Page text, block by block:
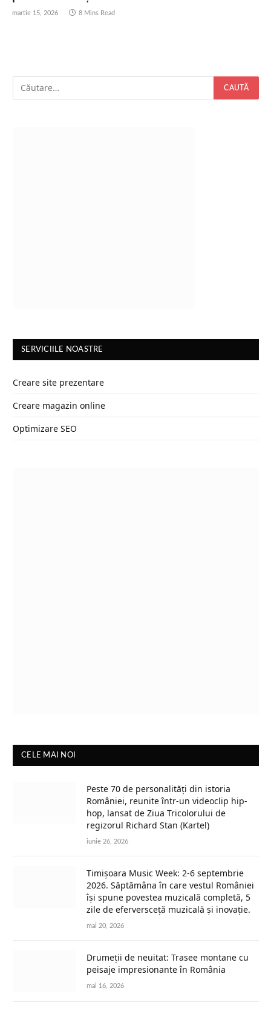
martie 15, 2026 8 Mins Read
SERVICIILE NOASTRE
Creare site prezentare
Creare magazin online
Optimizare SEO
CELE MAI NOI
Peste 70 de personalități din istoria
României, reunite într-un videoclip hip-
hop, lansat de Ziua Tricolorului de
regizorul Richard Stan (Kartel)
iunie 26, 2026
Timișoara Music Week: 2-6 septembrie
2026. Săptămâna în care vestul României
își spune povestea muzicală completă, 5
zile de eferversceță muzicală și inovație.
mai 20, 2026
Drumeții de neuitat: Trasee montane cu
peisaje impresionante în România
mai 16, 2026